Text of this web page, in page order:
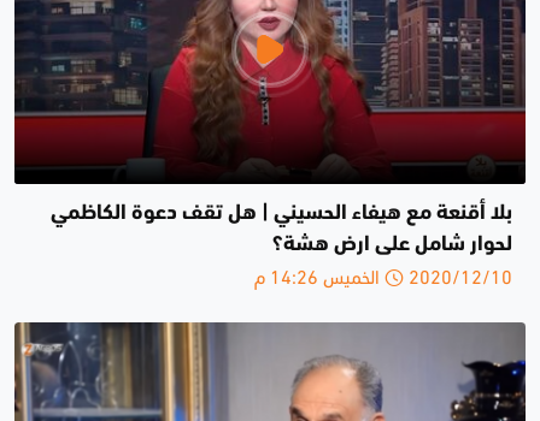
بلا أقنعة مع هيفاء الحسيني | هل تقف دعوة الكاظمي
لحوار شامل على ارض هشة؟
2020/12/10 الخميس 14:26 م